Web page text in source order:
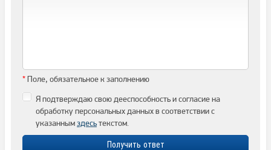
*Поле, обязательное к заполнению
Я подтверждаю свою дееспособность и согласие на
обработку персональных данных в соответствии с
указаннымздесьтекстом.